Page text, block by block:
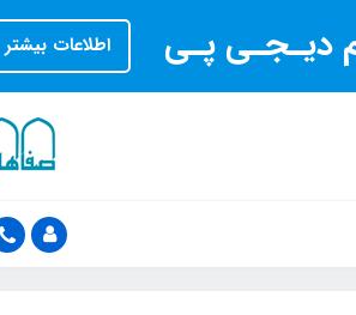
دیـجـی پـی اطلاعات بیشتر